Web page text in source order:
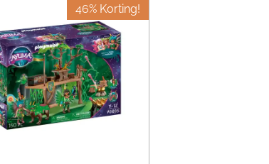
46% Korting!